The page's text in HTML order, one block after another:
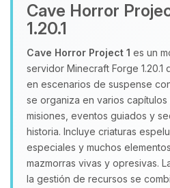
Cave Horror
1.20.1
Cave Horror Project 1 es un
servidor Minecraft Forge
en escenarios de suspense
se organiza en varios
misiones, eventos guiados y
historia. Incluye criaturas
especiales y muchos
mazmorras vivas y opresivas.
la gestión de recursos se
asistente de
que necesitas y
07/08/2026 09:38